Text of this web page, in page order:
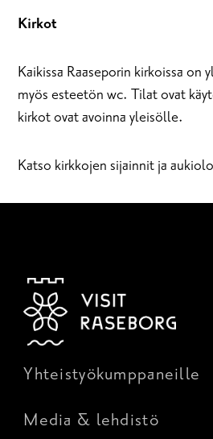
Kirkot
Kaikissa Raaseporin kirkoissa on
myös esteetön wc. Tilat ovat
kirkot ovat avoinna yleisölle.
Katso kirkkojen sijainnit ja
Yhteistyökumppaneille
Media & lehdistö